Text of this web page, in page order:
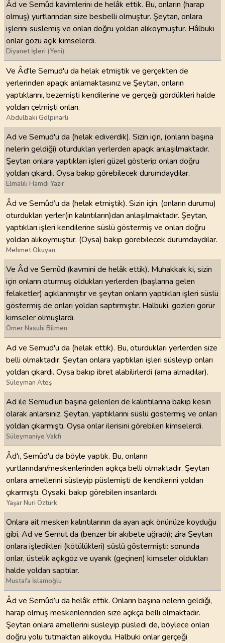
Âd ve Semûd kavimlerini de helâk ettik. Bu, onların (harap
olmuş) yurtlarından size besbelli olmuştur. Şeytan, onlara
işlerini süslemiş ve onları doğru yoldan alıkoymuştur. Hâlbuki
onlar gözü açık kimselerdi.
Diyanet İşleri (Yeni)
Ve Âd'le Semud'u da helak etmiştik ve gerçekten de
yerlerinden apaçık anlamaktasınız ve Şeytan, onların
yaptıklarını, bezemişti kendilerine ve gerçeği gördükleri halde
yoldan çelmişti onları.
Abdulbaki Gölpınarlı
Ad ve Semud'u da (helak ediverdik). Sizin için, (onların başına
nelerin geldiği) oturdukları yerlerden apaçık anlaşılmaktadır.
Şeytan onlara yaptıkları işleri güzel gösterip onları doğru
yoldan çıkardı. Oysa bakıp görebilecek durumdaydılar.
Elmalılı Hamdi Yazır
Âd ve Semûd’u da (helak etmiştik). Sizin için, (onların durumu)
oturdukları yerler(in kalıntıların)dan anlaşılmaktadır. Şeytan,
yaptıkları işleri kendilerine süslü göstermiş ve onları doğru
yoldan alıkoymuştur. (Oysa) bakıp görebilecek durumdaydılar.
Mehmet Okuyan
Ve Âd ve Semûd (kavmini de helâk ettik). Muhakkak ki, sizin
için onların oturmuş oldukları yerlerden (başlarına gelen
felaketler) açıklanmıştır ve şeytan onların yaptıkları işleri süslü
göstermiş de onları yoldan saptırmıştır. Halbuki, gözleri görür
kimseler olmuşlardı.
Ömer Nasuhi Bilmen
Ad ve Semud'u da (helak ettik). Bu, oturdukları yerlerden size
belli olmaktadır. Şeytan onlara yaptıkları işleri süsleyip onları
yoldan çıkardı. Oysa bakıp ibret alabilirlerdi (ama almadılar).
Süleyman Ateş
Ad ile Semud’un başına gelenleri de kalıntılarına bakıp kesin
olarak anlarsınız. Şeytan, yaptıklarını süslü göstermiş ve onları
yoldan çıkarmıştı. Oysa onlar ilerisini görebilen kimselerdi.
Süleymaniye Vakfı
Âd'ı, Semûd'u da böyle yaptık. Bu, onların
yurtlarından/meskenlerinden açıkça belli olmaktadır. Şeytan
onlara amellerini süsleyip püslemişti de kendilerini yoldan
çıkarmıştı. Oysaki, bakıp görebilen insanlardı.
Yaşar Nuri Öztürk
Onlara ait mesken kalıntılarının da ayan açık önünüze koyduğu
gibi, Ad ve Semut da (benzer bir akıbete uğradı); zira Şeytan
onlara işledikleri (kötülükleri) süslü göstermişti: sonunda
onlar, üstelik açıkgöz ve uyanık (geçinen) kimseler oldukları
halde yoldan saptılar.
Mustafa İslamoğlu
Âd ve Semûd’u da helâk ettik. Onların başına nelerin geldiği,
harap olmuş meskenlerinden size açıkça belli olmaktadır.
Şeytan onlara amellerini süsleyip püsledi de, böylece onları
doğru yolu tutmaktan alıkoydu. Halbuki onlar gerçeği